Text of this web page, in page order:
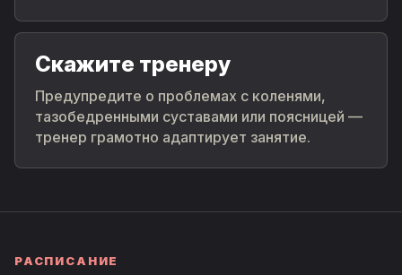
Скажите тренеру
Предупредите о проблемах с коленями,
тазобедренными суставами или поясницей —
тренер грамотно адаптирует занятие.
РАСПИСАНИЕ